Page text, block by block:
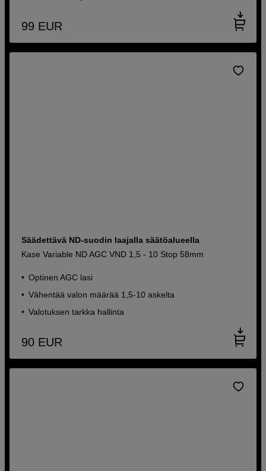
99 EUR
Säädettävä ND-suodin laajalla säätöalueella
Kase Variable ND AGC VND 1,5 - 10 Stop 58mm
Optinen AGC lasi
Vähentää valon määrää 1,5-10 askelta
Valotuksen tarkka hallinta
90 EUR